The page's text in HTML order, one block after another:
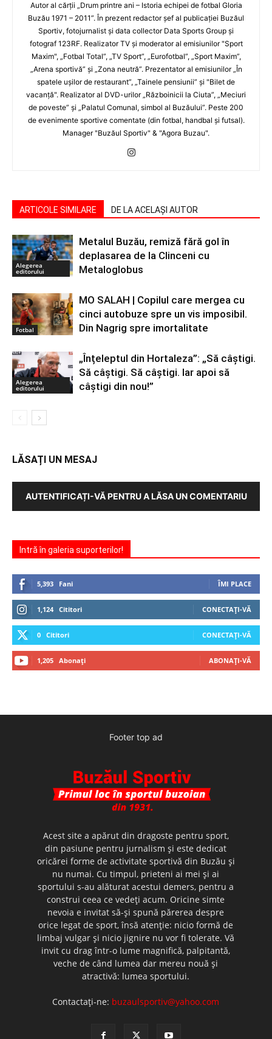
Autor al cărţii „Drum printre ani – Istoria echipei de fotbal Gloria
Buzău 1971 – 2011”. În prezent redactor şef al publicaţiei Buzăul
Sportiv, fotojurnalist şi data collector Data Sports Group şi
fotograf 123RF. Realizator TV şi moderator al emisiunilor "Sport
Maxim", „Fotbal Total”, „TV Sport”, „Eurofotbal”, „Sport Maxim”,
„Arena sportivă” şi „Zona neutră”. Prezentator al emisiunilor „În
spatele uşilor de restaurant”, „Tainele pensiunii” şi "Bilet de
vacanţă". Realizator al DVD-urilor „Războinicii la Ciuta”, „Meciuri
de poveste” şi „Palatul Comunal, simbol al Buzăului”. Peste 200
de evenimente sportive comentate (din fotbal, handbal şi futsal).
Manager "Buzăul Sportiv" & "Agora Buzau".
ARTICOLE SIMILARE DE LA ACELAȘI AUTOR
Alegerea
editorului
Metalul Buzău, remiză fără gol în
deplasarea de la Clinceni cu
Metaloglobus
Fotbal
MO SALAH | Copilul care mergea cu
cinci autobuze spre un vis imposibil.
Din Nagrig spre imortalitate
Alegerea
editorului
„Înțeleptul din Hortaleza”: „Să câștigi.
Să câștigi. Să câștigi. Iar apoi să
câștigi din nou!”
LĂSAȚI UN MESAJ
AUTENTIFICAȚI-VĂ PENTRU A LĂSA UN COMENTARIU
Intră în galeria suporterilor!
5,393 Fani ÎMI PLACE
1,124 Cititori CONECTAȚI-VĂ
0 Cititori CONECTAȚI-VĂ
1,205 Abonați ABONAȚI-VĂ
Footer top ad
Acest site a apărut din dragoste pentru sport,
din pasiune pentru jurnalism şi este dedicat
oricărei forme de activitate sportivă din Buzău şi
nu numai. Cu timpul, prieteni ai mei şi ai
sportului s-au alăturat acestui demers, pentru a
construi ceea ce vedeţi acum. Oricine simte
nevoia e invitat să-şi spună părerea despre
orice legat de sport, însă atenţie: nicio formă de
limbaj vulgar şi nicio jignire nu vor fi tolerate. Vă
invit cu drag într-o lume magnifică, palpitantă,
veche de când lumea dar mereu nouă şi
atractivă: lumea sportului.
Contactați-ne: buzaulsportiv@yahoo.com